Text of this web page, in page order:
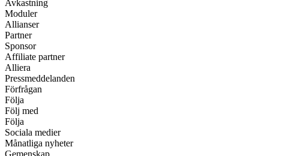
Avkastning
Moduler
Allianser
Partner
Sponsor
Affiliate partner
Alliera
Pressmeddelanden
Förfrågan
Följa
Följ med
Följa
Sociala medier
Månatliga nyheter